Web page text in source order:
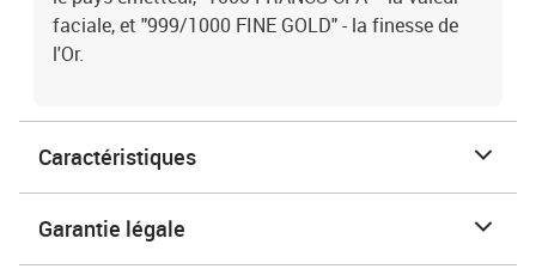
faciale, et "999/1000 FINE GOLD" - la finesse de
l'Or.
Caractéristiques
Garantie légale